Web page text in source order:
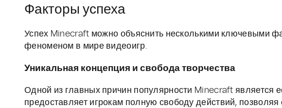
Факторы успеха
Успех Minecraft можно объяснить несколькими ключевыми
феноменом в мире видеоигр.
Уникальная концепция и свобода творчества
Одной из главных причин популярности Minecraft является
предоставляет игрокам полную свободу действий,